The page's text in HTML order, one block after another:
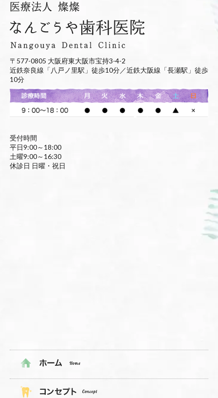
〒577-0805 大阪府東大阪市宝持3-4-2
近鉄奈良線「八戸ノ里駅」徒歩10分／近鉄大阪線「長瀬駅」徒歩
10分
受付時間
平日9:00～18:00
土曜9:00～16:30
休診日 日曜・祝日